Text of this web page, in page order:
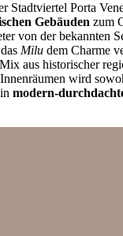
Stadtviertel Porta
Gebäuden zum
von der bekannten
Milu dem Charme
aus historischer
wird
modern-